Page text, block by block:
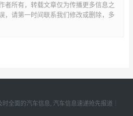
者所有，转载文章仅为传播更多信息之
，请第一时间联系我们修改或删除，多
时全面的汽车信息, 汽车信息速递抢先报道┆